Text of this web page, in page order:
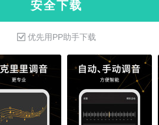
使在嘈杂的环境中亦可清晰的识别；
针式计量表，指针指向刻度0表示音是
用，初学者都可以轻易学会；模拟吉
提、每根弦可单独调节；调音器：抗
，调音更准确，支持吉他，电子吉他
音器极速版：设计简单漂亮而又充满
安 全 下 载
优先用PP助手下载